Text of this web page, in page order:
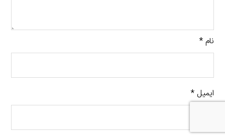
نام*
ایمیل*